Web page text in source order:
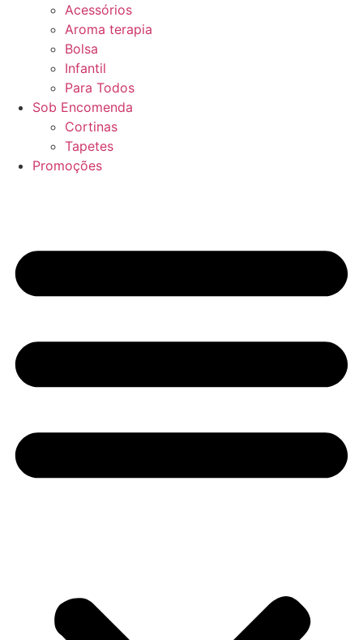
Acessórios
Aroma terapia
Bolsa
Infantil
Para Todos
Sob Encomenda
Cortinas
Tapetes
Promoções